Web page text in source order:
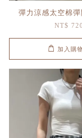
彈力涼感太空棉
NT$ 720
加入購